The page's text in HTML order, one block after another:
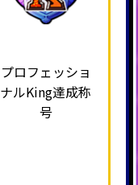
プロフェッショ
ナルKing達成称
号